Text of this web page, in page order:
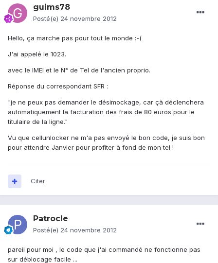
guims78
Posté(e) 24 novembre 2012
Hello, ça marche pas pour tout le monde :-(
J'ai appelé le 1023.
avec le IMEI et le N° de Tel de l'ancien proprio.
Réponse du correspondant SFR :
"je ne peux pas demander le désimockage, car çà déclenchera
automatiquement la facturation des frais de 80 euros pour le
titulaire de la ligne."
Vu que cellunlocker ne m'a pas envoyé le bon code, je suis bon
pour attendre Janvier pour profiter à fond de mon tel !
Citer
Patrocle
Posté(e) 24 novembre 2012
pareil pour moi , le code que j'ai commandé ne fonctionne pas
sur déblocage facile ...